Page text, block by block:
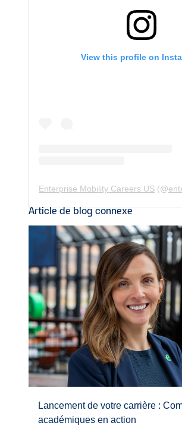
View this profile on
Enterprise Mobility Careers US (@
Article de blog connexe
Lancement de votre carrière :
académiques en action